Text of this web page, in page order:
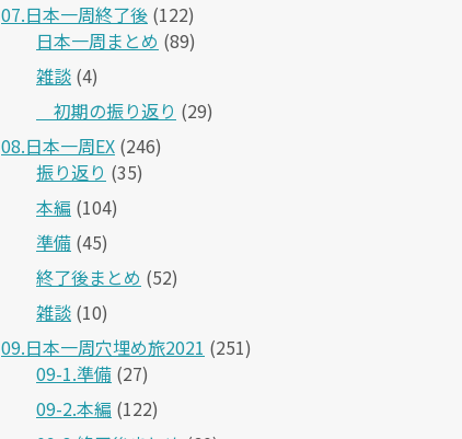
07.日本一周終了後 (122)
日本一周まとめ (89)
雑談 (4)
＿初期の振り返り (29)
08.日本一周EX (246)
振り返り (35)
本編 (104)
準備 (45)
終了後まとめ (52)
雑談 (10)
09.日本一周穴埋め旅2021 (251)
09-1.準備 (27)
09-2.本編 (122)